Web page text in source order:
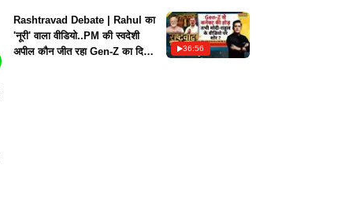
Rashtravad Debate | Rahul का
'नूरी' वाला वीडियो..PM की स्वदेशी
अपील कौन जीत रहा Gen-Z का दिल
36:56